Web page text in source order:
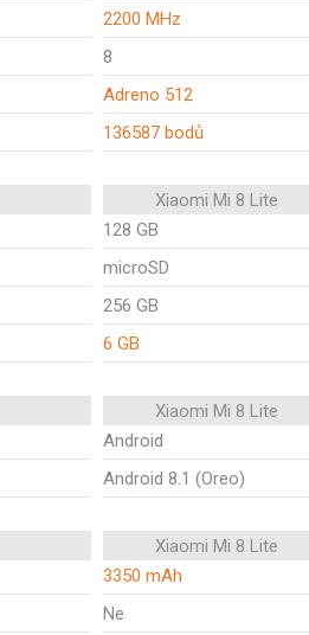
2200 MHz
8
Adreno 512
136587 bodů
Xiaomi Mi 8 Lite
128 GB
microSD
256 GB
6 GB
Xiaomi Mi 8 Lite
Android
Android 8.1 (Oreo)
Xiaomi Mi 8 Lite
3350 mAh
Ne